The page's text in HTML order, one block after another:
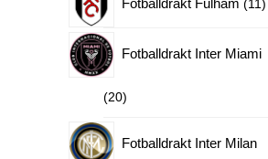
Fotballdrakt Fulham 11
Fotballdrakt Inter Miami
2020
produkter
Fotballdrakt Inter Milan